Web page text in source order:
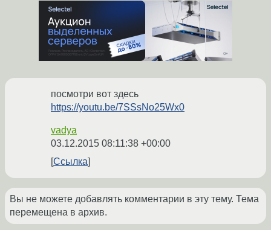
посмотри вот здесь
https://youtu.be/7SSsNo25Wx0
vadya
03.12.2015 08:11:38 +00:00
Ссылка
Вы не можете добавлять комментарии в эту тему. Тема
перемещена в архив.